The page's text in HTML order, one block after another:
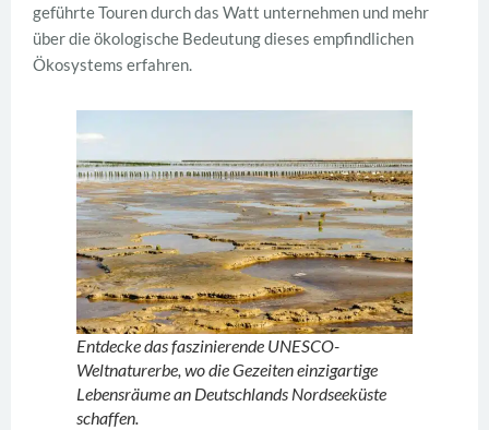
geführte Touren durch das Watt unternehmen und mehr
über die ökologische Bedeutung dieses empfindlichen
Ökosystems erfahren.
Entdecke das faszinierende UNESCO-
Weltnaturerbe, wo die Gezeiten einzigartige
Lebensräume an Deutschlands Nordseeküste
schaffen.